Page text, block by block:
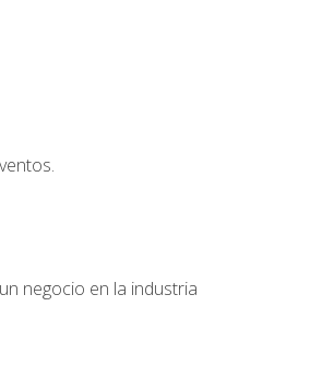
negocio en la industria